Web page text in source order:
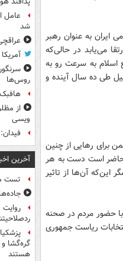
ایران به عنوان رهبر
می‌یابد در حالی‌که
اسلام به سرعت رو به
طی ده سال آینده و
برای رهایی از چنین
حاضر است دست به هر
این‌که آن‌ها از تاثیر
با تاکید بر این‌که فتنه 88 در نهم دی با حضور مردم در صحنه
ریاست جمهوری
عامل
شد
روس‌ها
از
ویسی
آخرین
تست
روایت
گره‌گشا
هستند